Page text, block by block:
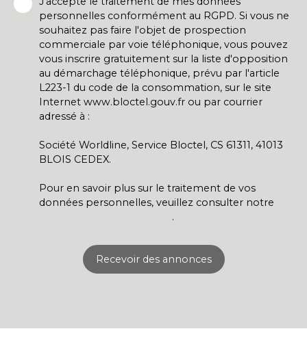
personnelles conformément au RGPD. Si vous ne
souhaitez pas faire l'objet de prospection
commerciale par voie téléphonique, vous pouvez
vous inscrire gratuitement sur la liste d'opposition
au démarchage téléphonique, prévu par l'article
L223-1 du code de la consommation, sur le site
Internet www.bloctel.gouv.fr ou par courrier
adressé à :
Société Worldline, Service Bloctel, CS 61311, 41013
BLOIS CEDEX.
Pour en savoir plus sur le traitement de vos
données personnelles, veuillez consulter notre
.
Recevoir des annonces